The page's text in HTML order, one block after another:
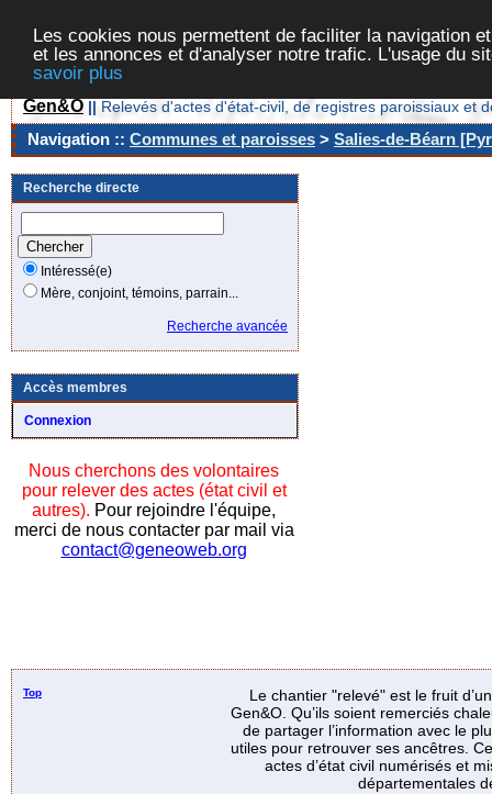
Les cookies nous permettent de faciliter la navigation
et les annonces et d'analyser notre trafic. L'usage du
savoir plus
Gen&O || Relevés d'actes d'état-civil, de registres paroissiaux et
Navigation :: Communes et paroisses > Salies-de-Béarn
Recherche directe
Intéressé(e)
Mère, conjoint, témoins, parrain...
Recherche avancée
Accès membres
Connexion
Nous cherchons des volontaires
pour relever des actes (état civil et
autres). Pour rejoindre l'équipe,
merci de nous contacter par mail via
contact@geneoweb.org
Top
Le chantier "relevé" est le fruit
Gen&O. Qu’ils soient remerciés
de partager l’information avec le
utiles pour retrouver ses ancêtres.
actes d’état civil numérisés et
départementales